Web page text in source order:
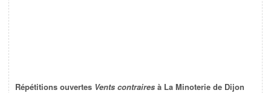
Répétitions ouvertes Vents contraires à La Minoterie de Dijon